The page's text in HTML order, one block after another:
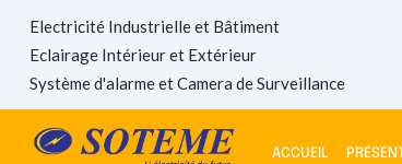
Electricité Industrielle et Bâtiment
Eclairage Intérieur et Extérieur
Système d'alarme et Camera de Surveillance
ACCUEIL